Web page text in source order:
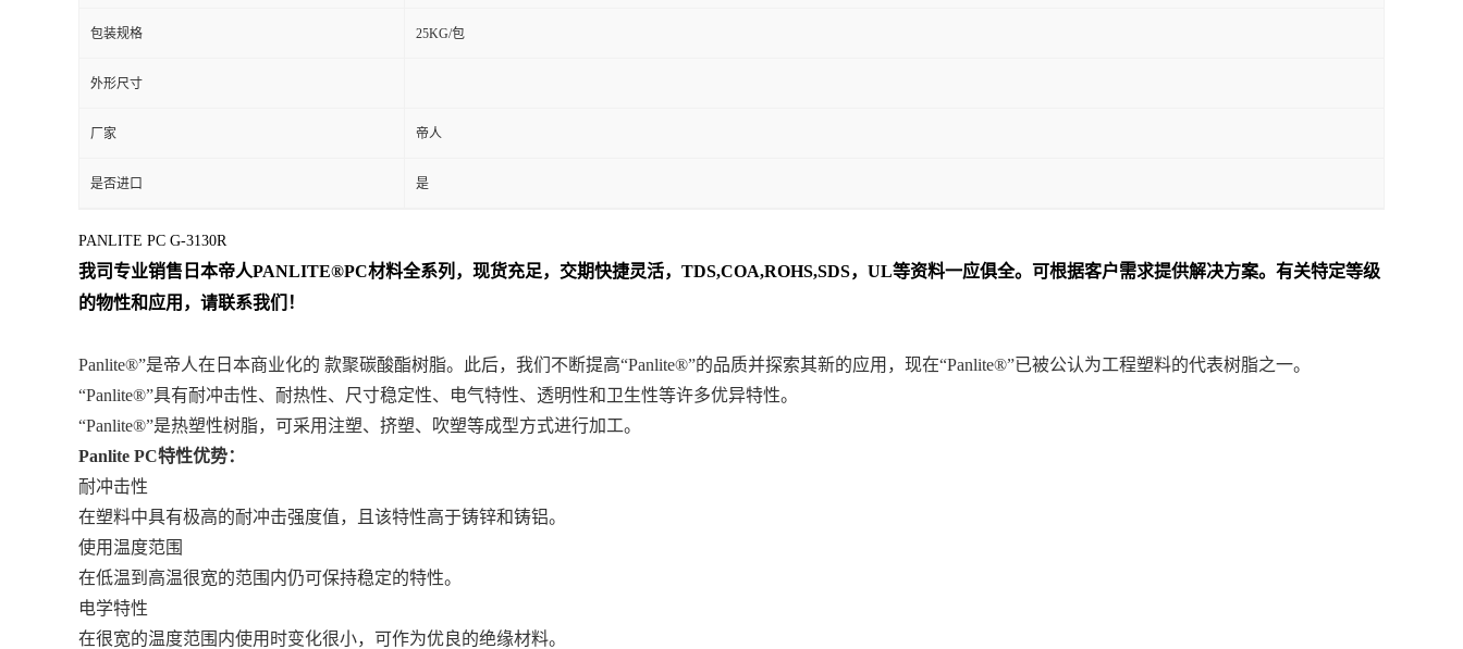
包装规格 25KG/包
外形尺寸
厂家 帝人
是否进口 是
PANLITE PC G-3130R
我司专业销售日本帝人PANLITE®PC材料全系列 ，现货充足，交期快捷灵活，TDS,COA,ROHS,SDS，UL等资料一应俱全。可根据客户需求提供解决方案。 有关特定等级
的物性和应用，请联系我们！
Panlite®”是帝人在日本商业化的 款聚碳酸酯树脂。此后，我们不断提高“Panlite®”的品质并探索其新的应用，现在“Panlite®”已被公认为工程塑料的代表树脂之一。
“Panlite®”具有耐冲击性、耐热性、尺寸稳定性、电气特性、透明性和卫生性等许多优异特性。
“Panlite®”是热塑性树脂，可采用注塑、挤塑、吹塑等成型方式进行加工。
Panlite PC特性优势：
耐冲击性
在塑料中具有极高的耐冲击强度值，且该特性高于铸锌和铸铝。
使用温度范围
在低温到高温很宽的范围内仍可保持稳定的特性。
电学特性
在很宽的温度范围内使用时变化很小，可作为优良的绝缘材料。